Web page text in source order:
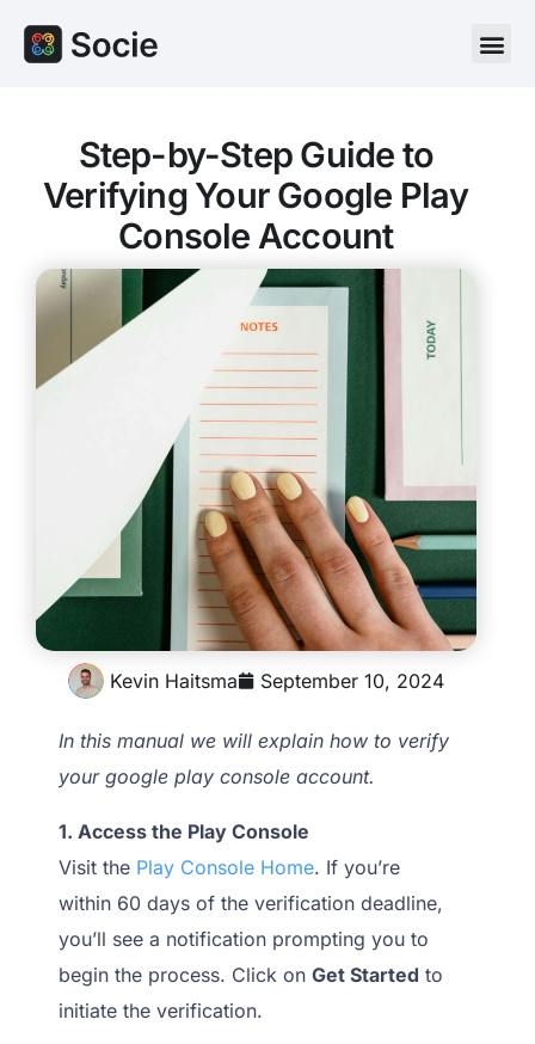
Step-by-Step Guide to
Verifying Your Google Play
Console Account
Kevin Haitsma September 10, 2024
In this manual we will explain how to verify
your google play console account.
1. Access the Play Console
Visit the Play Console Home. If you’re
within 60 days of the verification deadline,
you’ll see a notification prompting you to
begin the process. Click on Get Started to
initiate the verification.